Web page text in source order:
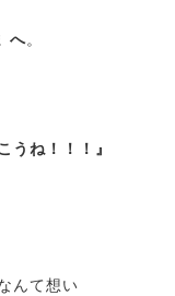
へ。
うね！！！ 』
んて想い